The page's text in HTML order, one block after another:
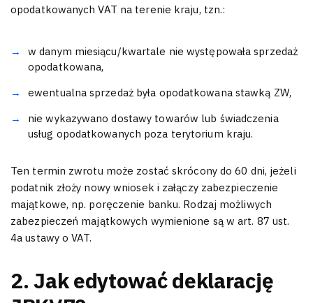
opodatkowanych VAT na terenie kraju, tzn.:
w danym miesiącu/kwartale nie występowała sprzedaż
opodatkowana,
ewentualna sprzedaż była opodatkowana stawką ZW,
nie wykazywano dostawy towarów lub świadczenia
usług opodatkowanych poza terytorium kraju.
Ten termin zwrotu może zostać skrócony do 60 dni, jeżeli
podatnik złoży nowy wniosek i załączy zabezpieczenie
majątkowe, np. poręczenie banku. Rodzaj możliwych
zabezpieczeń majątkowych wymienione są w art. 87 ust.
4a ustawy o VAT.
2. Jak edytować deklarację